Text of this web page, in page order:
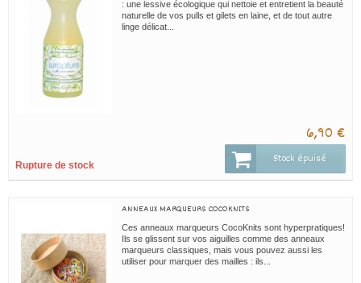
: une lessive écologique qui nettoie et entretient la beauté
naturelle de vos pulls et gilets en laine, et de tout autre
linge délicat...
6,90 €
Rupture de stock Stock épuisé
ANNEAUX MARQUEURS COCOKNITS
Ces anneaux marqueurs CocoKnits sont hyperpratiques!
Ils se glissent sur vos aiguilles comme des anneaux
marqueurs classiques, mais vous pouvez aussi les
utiliser pour marquer des mailles : ils...